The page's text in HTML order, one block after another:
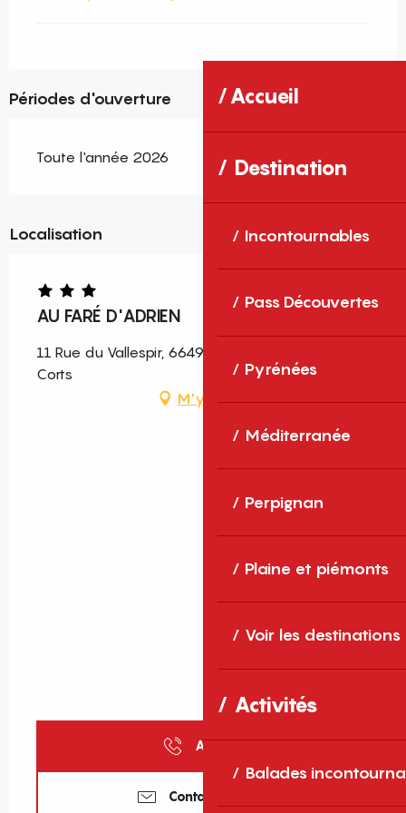
Accueil
Destination
Incontournables
Pass Découvertes
Pyrénées
Méditerranée
Perpignan
Plaine et piémonts
Voir les destinations
Activités
Balades
Périodes d'ouverture
Toute l'année 2026
Localisation
AU FARÉ D'ADRIEN
11 Rue du Vallespir, 66490 Saint-Jean-Pla-de-
Corts
M'y rendre
Appeler
Contactez-nous